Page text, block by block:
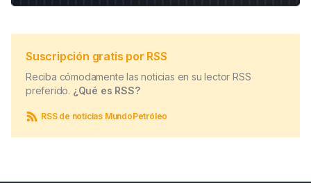
Suscripción gratis por RSS
Reciba cómodamente las noticias en su lector RSS
preferido. ¿Qué es RSS?
RSS de noticias MundoPetróleo